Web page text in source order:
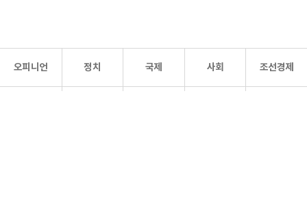
오피니언 정치 국제 사회 조선경제